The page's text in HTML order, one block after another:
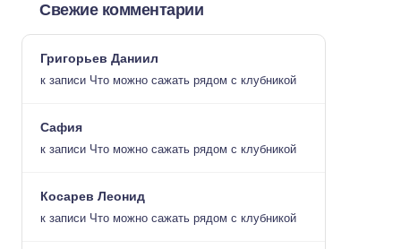
Свежие комментарии
Григорьев Даниил
к записи Что можно сажать рядом с клубникой
Сафия
к записи Что можно сажать рядом с клубникой
Косарев Леонид
к записи Что можно сажать рядом с клубникой